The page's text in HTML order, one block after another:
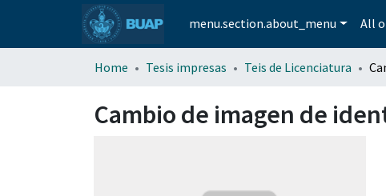
menu.section.about_menu All
Home Tesis impresas Teis de Licenciatura
Cambio de imagen de